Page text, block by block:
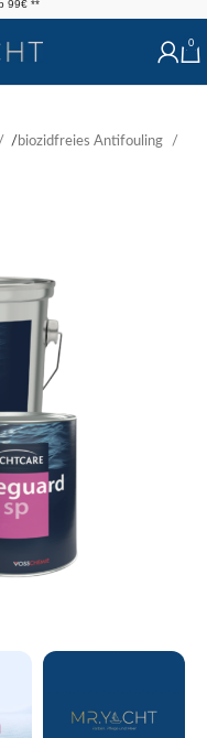
99€ **
0
/ biozidfreies Antifouling